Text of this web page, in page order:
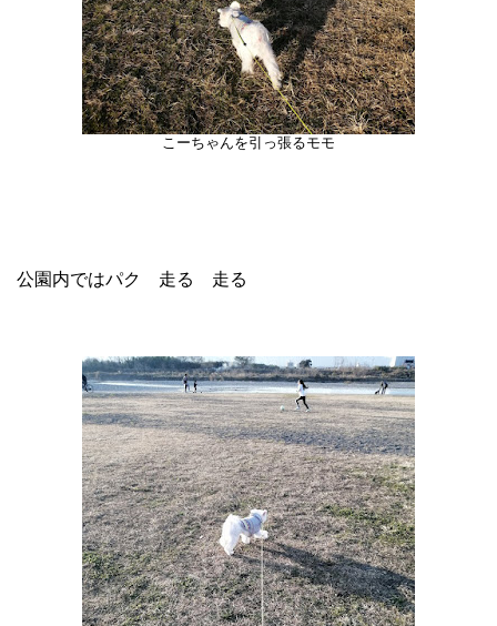
こーちゃんを引っ張るモモ
公園内ではパク 走る 走る